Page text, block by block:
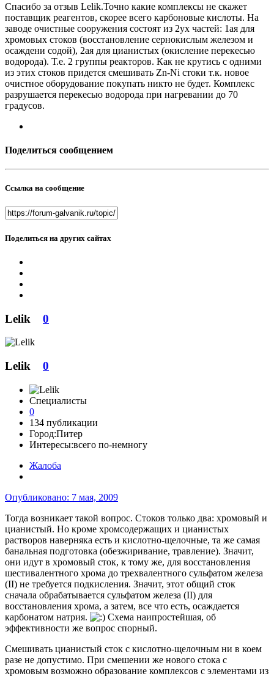
Спасибо за отзыв Lelik.Точно какие комплексы не скажет
поставщик реагентов, скорее всего карбоновые кислоты. На
заводе очистные сооружения состоят из 2ух частей: 1ая для
хромовых стоков (восстановление сернокислым железом и
осаждени содой), 2ая для цианистых (окисление перекесью
водорода). Т.е. 2 группы реакторов. Как не крутись с одними
из этих стоков придется смешивать Zn-Ni стоки т.к. новое
очистное оборудование покупать никто не будет. Комплекс
разрушается перекесью водорода при нагревании до 70
градусов.
Поделиться сообщением
Ссылка на сообщение
Поделиться на других сайтах
Lelik 0
Lelik 0
Специалисты
0
134 публикации
Город:Питер
Интересы:всего по-немногу
Жалоба
Опубликовано: 7 мая, 2009
Тогда возникает такой вопрос. Стоков только два: хромовый и
цианистый. Но кроме хромсодержащих и цианистых
растворов наверняка есть и кислотно-щелочные, та же самая
банальная подготовка (обезжиривание, травление). Значит,
они идут в хромовый сток, к тому же, для восстановления
шестивалентного хрома до трехвалентного сульфатом железа
(II) не требуется подкисления. Значит, этот общий сток
сначала обрабатывается сульфатом железа (II) для
восстановления хрома, а затем, все что есть, осаждается
карбонатом натрия.
Схема наипростейшая, об
эффективности же вопрос спорный.
Смешивать цианистый сток с кислотно-щелочным ни в коем
разе не допустимо. При смешении же нового стока с
хромовым возможно образование комплексов с элементами из